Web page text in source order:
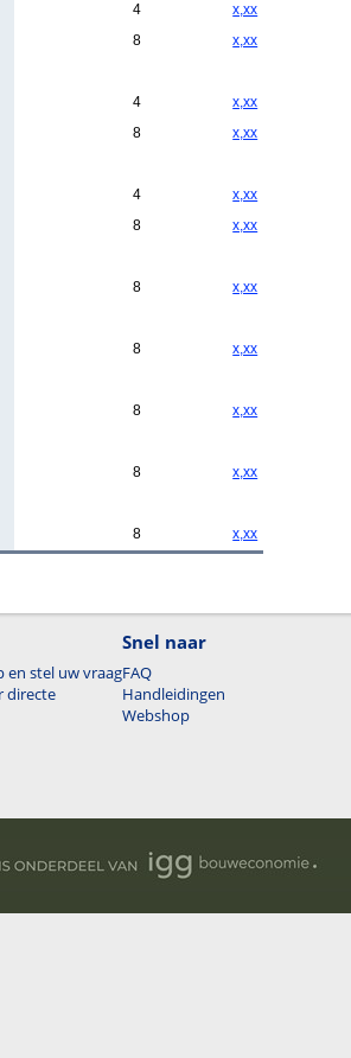
4
x,xx
8
x,xx
4
x,xx
8
x,xx
4
x,xx
8
x,xx
8 x,xx
8 x,xx
8 x,xx
8 x,xx
8 x,xx
en stel uw vraag
directe
Snel naar
FAQ
Handleidingen
Webshop